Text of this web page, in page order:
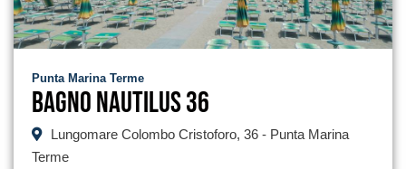
Punta Marina Terme
Bagno Nautilus 36
Lungomare Colombo Cristoforo, 36 - Punta Marina
Terme